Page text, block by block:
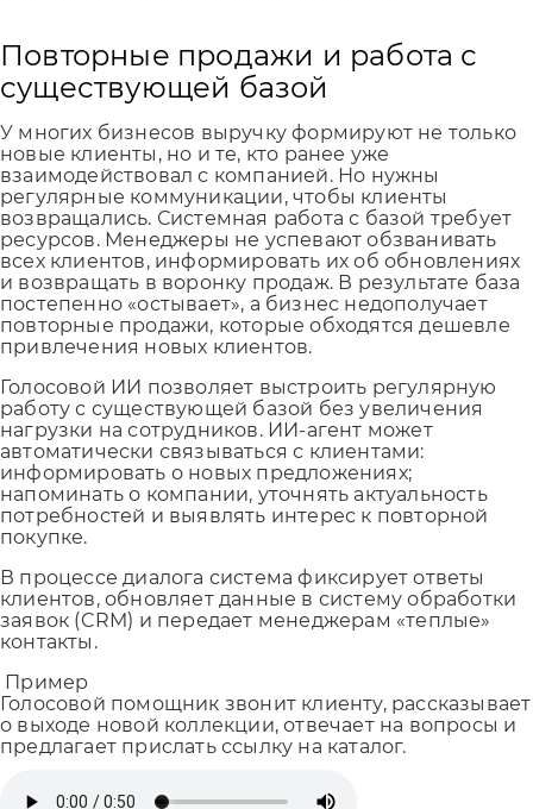
Повторные продажи и работа с
существующей базой
У многих бизнесов выручку формируют не только
новые клиенты, но и те, кто ранее уже
взаимодействовал с компанией. Но нужны
регулярные коммуникации, чтобы клиенты
возвращались. Системная работа с базой требует
ресурсов. Менеджеры не успевают обзванивать
всех клиентов, информировать их об обновлениях
и возвращать в воронку продаж. В результате база
постепенно «остывает», а бизнес недополучает
повторные продажи, которые обходятся дешевле
привлечения новых клиентов.
Голосовой ИИ позволяет выстроить регулярную
работу с существующей базой без увеличения
нагрузки на сотрудников. ИИ-агент может
автоматически связываться с клиентами:
информировать о новых предложениях;
напоминать о компании, уточнять актуальность
потребностей и выявлять интерес к повторной
покупке.
В процессе диалога система фиксирует ответы
клиентов, обновляет данные в систему обработки
заявок (CRM) и передает менеджерам «теплые»
контакты.
Пример
Голосовой помощник звонит клиенту, рассказывает
о выходе новой коллекции, отвечает на вопросы и
предлагает прислать ссылку на каталог.